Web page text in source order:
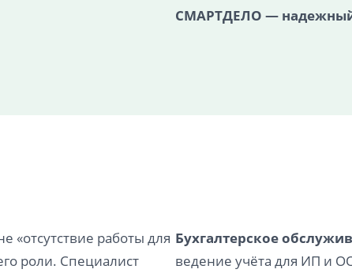
СМАРТДЕЛО — надежный
«отсутствие работы для
роли. Специалист
Бухгалтерское
ведение учёта для ИП и